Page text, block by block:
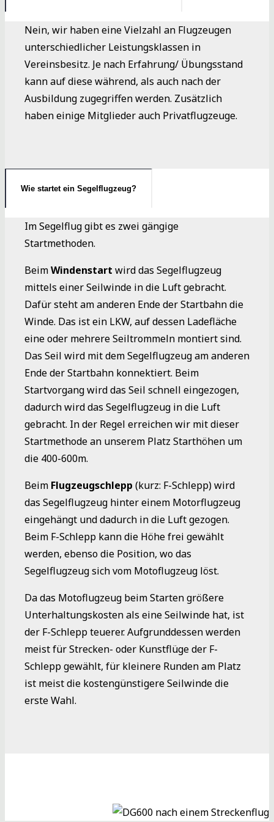
Nein, wir haben eine Vielzahl an Flugzeugen
unterschiedlicher Leistungsklassen in
Vereinsbesitz. Je nach Erfahrung/ Übungsstand
kann auf diese während, als auch nach der
Ausbildung zugegriffen werden. Zusätzlich
haben einige Mitglieder auch Privatflugzeuge.
Wie startet ein Segelflugzeug?
Im Segelflug gibt es zwei gängige
Startmethoden.
BeimWindenstart wird das Segelflugzeug
mittels einer Seilwinde in die Luft gebracht.
Dafür steht am anderen Ende der Startbahn die
Winde. Das ist ein LKW, auf dessen Ladefläche
eine oder mehrere Seiltrommeln montiert sind.
Das Seil wird mit dem Segelflugzeug am anderen
Ende der Startbahn konnektiert. Beim
Startvorgang wird das Seil schnell eingezogen,
dadurch wird das Segelflugzeug in die Luft
gebracht. In der Regel erreichen wir mit dieser
Startmethode an unserem Platz Starthöhen um
die 400-600m.
Beim Flugzeugschlepp (kurz: F-Schlepp) wird
das Segelflugzeug hinter einem Motorflugzeug
eingehängt und dadurch in die Luft gezogen.
Beim F-Schlepp kann die Höhe frei gewählt
werden, ebenso die Position, wo das
Segelflugzeug sich vom Motoflugzeug löst.
Da das Motoflugzeug beim Starten größere
Unterhaltungskosten als eine Seilwinde hat, ist
der F-Schlepp teuerer. Aufgrunddessen werden
meist für Strecken- oder Kunstflüge der F-
Schlepp gewählt, für kleinere Runden am Platz
ist meist die kostengünstigere Seilwinde die
erste Wahl.